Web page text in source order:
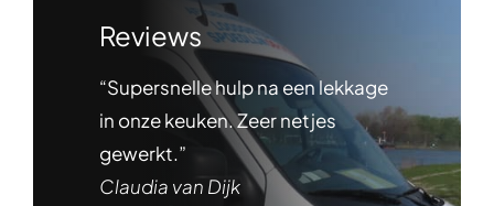
Reviews
“Supersnelle hulp na een lekkage
in onze keuken. Zeer netjes
gewerkt.”
Claudia van Dijk